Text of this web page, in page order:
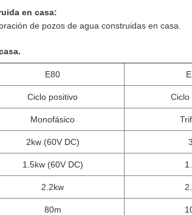
en casa:
de pozos de agua construidas en casa.
E80
Ciclo positivo Ciclo
Monofásico
2kw (60V DC)
1.5kw (60V DC)
2.2kw
80m